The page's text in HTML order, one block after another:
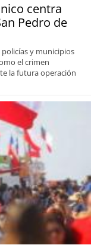
centra
Pedro de
y municipios
el crimen
la futura operación